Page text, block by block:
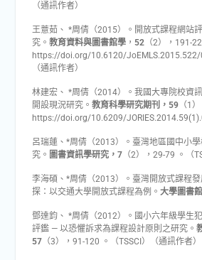
（通訊作者）
王薏茹、 *周倩（2015）。開放式課程網站
究。 教育資料與圖書館學， 52（2），191-
https://doi.org/10.6120/JoEMLS.2015.522/
（通訊作者）
林建宏、 *周倩（2014）。我國大專院校資
開設現況研究。 教育科學研究期刊，59（1）
https://doi.org/10.6209/
呂瑞蓮、*周倩（2013）。臺灣地區國中小
究。 圖書資訊學研究，7（2），29-79 。（
李海碩、*周倩（2013）。臺灣開放式課程
探：以交通大學開放式課程為例。 大學圖書
鄧達鈞、 *周倩（2012）。國小六年級學生
評鑑 — 以恐懼訴求為課程設計原則之研究。
57（3），91-120 。（TSSCI）（通訊作者）